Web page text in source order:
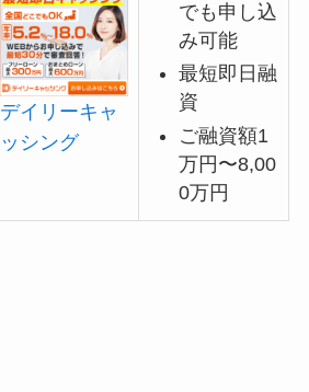
デイリーキャ
ッシング
でも申し込
み可能
最短即日融
資
ご融資額1
万円〜8,00
0万円